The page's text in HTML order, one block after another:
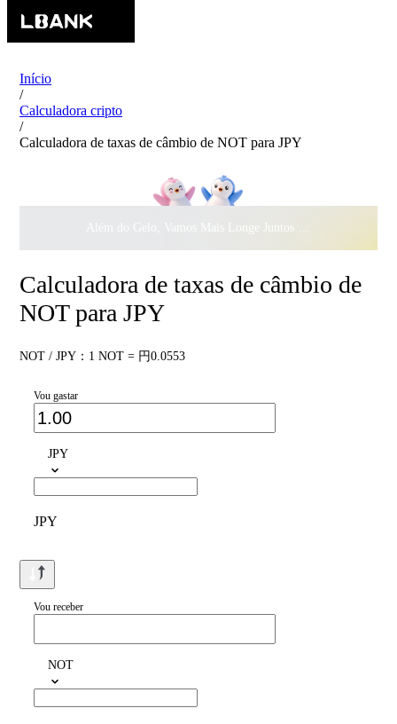
Início
/
Calculadora cripto
/
Calculadora de taxas de câmbio de NOT para JPY
Além do Gelo, Vamos Mais Longe Juntos ·$500.000
Calculadora de taxas de câmbio de
NOT para JPY
NOT / JPY：1 NOT = 円0.0553
Vou gastar
JPY
JPY
Vou receber
NOT